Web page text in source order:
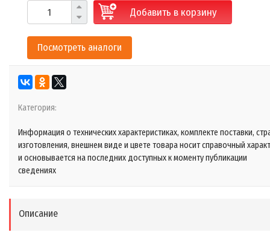
Добавить в корзину
Посмотреть аналоги
Категория:
Информация о технических характеристиках, комплекте поставки,
изготовления, внешнем виде и цвете товара носит справочный
и основывается на последних доступных к моменту публикации
сведениях
Описание